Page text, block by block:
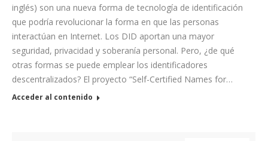
inglés) son una nueva forma de tecnología de identificación
que podría revolucionar la forma en que las personas
interactúan en Internet. Los DID aportan una mayor
seguridad, privacidad y soberanía personal. Pero, ¿de qué
otras formas se puede emplear los identificadores
descentralizados? El proyecto “Self-Certified Names for…
Acceder al contenido